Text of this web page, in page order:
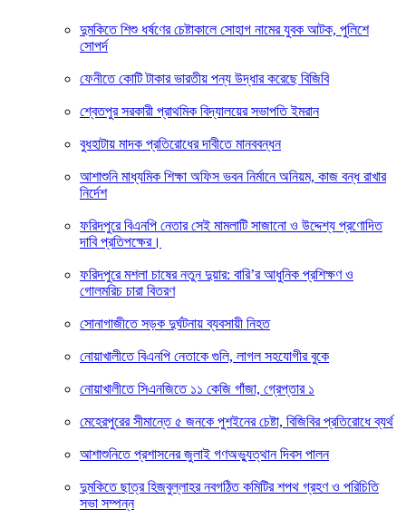
দুমকিতে শিশু ধর্ষণের চেষ্টাকালে সোহাগ নামের যুবক আটক, পুলিশে
সোপর্দ
ফেনীতে কোটি টাকার ভারতীয় পন্য উদ্ধার করেছে বিজিবি
শ্বেতপুর সরকারী প্রাথমিক বিদ্যালয়ের সভাপতি ইমরান
বুধহাটায় মাদক প্রতিরোধের দাবীতে মানববন্ধন
আশাশুনি মাধ্যমিক শিক্ষা অফিস ভবন নির্মানে অনিয়ম, কাজ বন্ধ রাখার
নির্দেশ
ফরিদপুরে বিএনপি নেতার সেই মামলাটি সাজানো ও উদ্দেশ্য প্রণোদিত
দাবি প্রতিপক্ষের।
ফরিদপুরে মশলা চাষের নতুন দুয়ার: বারি’র আধুনিক প্রশিক্ষণ ও
গোলমরিচ চারা বিতরণ
সোনাগাজীতে সড়ক দুর্ঘটনায় ব্যবসায়ী নিহত
নোয়াখালীতে বিএনপি নেতাকে গুলি, লাগল সহযোগীর বুকে
নোয়াখালীতে সিএনজিতে ১১ কেজি গাঁজা, গ্রেপ্তার ১
মেহেরপুরের সীমান্তে ৫ জনকে পুশইনের চেষ্টা, বিজিবির প্রতিরোধে ব্যর্থ
আশাশুনিতে প্রশাসনের জুলাই গণঅভ্যুত্থান দিবস পালন
দুমকিতে ছাত্র হিজবুল্লাহর নবগঠিত কমিটির শপথ গ্রহণ ও পরিচিতি
সভা সম্পন্ন